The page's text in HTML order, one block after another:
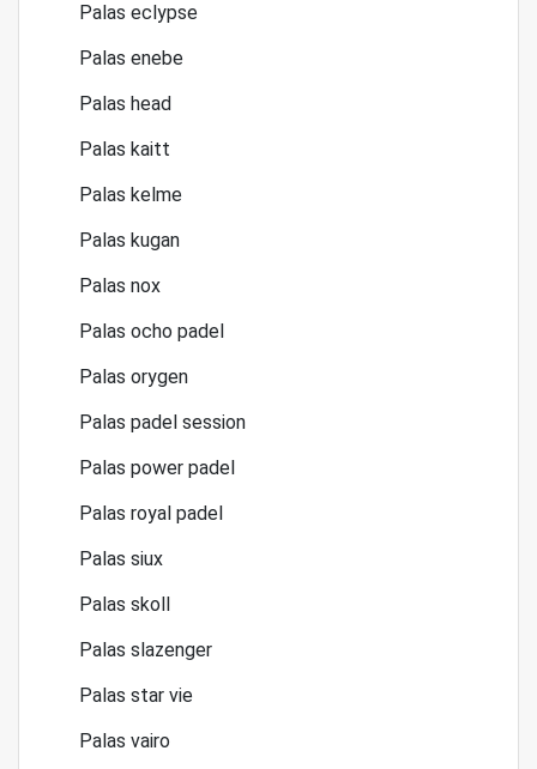
Palas eclypse
Palas enebe
Palas head
Palas kaitt
Palas kelme
Palas kugan
Palas nox
Palas ocho padel
Palas orygen
Palas padel session
Palas power padel
Palas royal padel
Palas siux
Palas skoll
Palas slazenger
Palas star vie
Palas vairo